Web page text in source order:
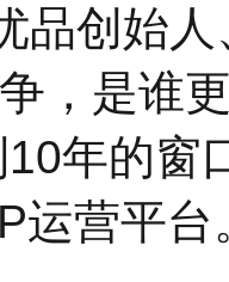
品创始
，是谁
年的窗
运营平台